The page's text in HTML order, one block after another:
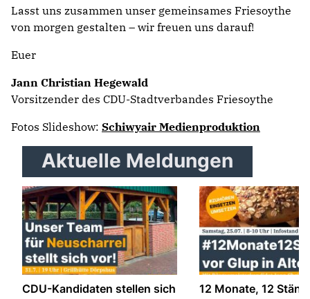
Lasst uns zusammen unser gemeinsames Friesoythe
von morgen gestalten – wir freuen uns darauf!
Euer
Jann Christian Hegewald
Vorsitzender des CDU-Stadtverbandes Friesoythe
Fotos Slideshow: Schiwyair Medienproduktion
Aktuelle Meldungen
CDU-Kandidaten stellen sich
12 Monate, 12